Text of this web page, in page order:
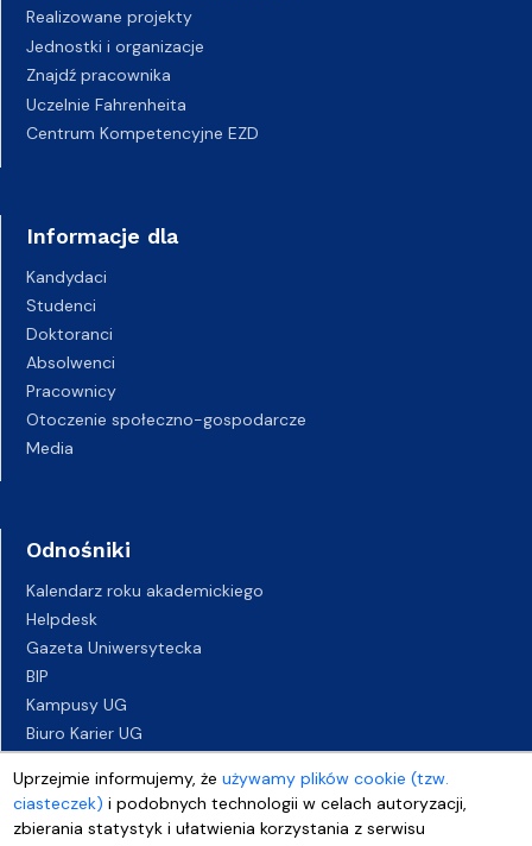
Uprzejmie informujemy, żeużywamy plików cookie (tzw.
ciasteczek) i podobnych technologii w celach autoryzacji,
zbierania statystyk i ułatwienia korzystania z serwisu
Realizowane projekty
Jednostki i organizacje
Znajdź pracownika
Uczelnie Fahrenheita
Centrum Kompetencyjne EZD
Informacje dla
Kandydaci
Studenci
Doktoranci
Absolwenci
Pracownicy
Otoczenie społeczno-gospodarcze
Media
Odnośniki
Kalendarz roku akademickiego
Helpdesk
Gazeta Uniwersytecka
BIP
Kampusy UG
Biuro Karier UG
Deklaracja dostępności